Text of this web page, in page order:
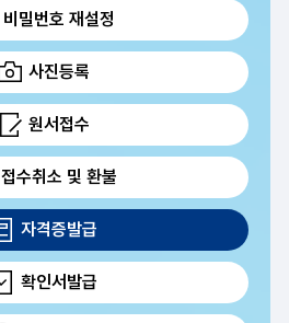
비밀번호 재설정
사진등록
원서접수
접수취소 및 환불
자격증발급
확인서발급